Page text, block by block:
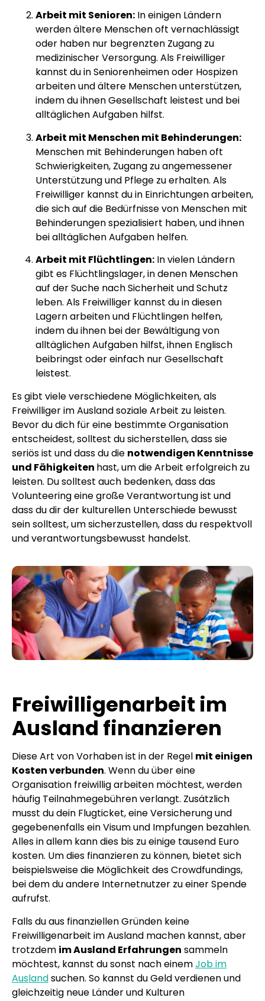
Arbeit mit Senioren: In einigen Ländern
werden ältere Menschen oft vernachlässigt
oder haben nur begrenzten Zugang zu
medizinischer Versorgung. Als Freiwilliger
kannst du in Seniorenheimen oder Hospizen
arbeiten und ältere Menschen unterstützen,
indem du ihnen Gesellschaft leistest und bei
alltäglichen Aufgaben hilfst.
Arbeit mit Menschen mit Behinderungen:
Menschen mit Behinderungen haben oft
Schwierigkeiten, Zugang zu angemessener
Unterstützung und Pflege zu erhalten. Als
Freiwilliger kannst du in Einrichtungen arbeiten,
die sich auf die Bedürfnisse von Menschen mit
Behinderungen spezialisiert haben, und ihnen
bei alltäglichen Aufgaben helfen.
Arbeit mit Flüchtlingen: In vielen Ländern
gibt es Flüchtlingslager, in denen Menschen
auf der Suche nach Sicherheit und Schutz
leben. Als Freiwilliger kannst du in diesen
Lagern arbeiten und Flüchtlingen helfen,
indem du ihnen bei der Bewältigung von
alltäglichen Aufgaben hilfst, ihnen Englisch
beibringst oder einfach nur Gesellschaft
leistest.
Es gibt viele verschiedene Möglichkeiten, als
Freiwilliger im Ausland soziale Arbeit zu leisten.
Bevor du dich für eine bestimmte Organisation
entscheidest, solltest du sicherstellen, dass sie
seriös ist und dass du die notwendigen Kenntnisse
und Fähigkeiten hast, um die Arbeit erfolgreich zu
leisten. Du solltest auch bedenken, dass das
Volunteering eine große Verantwortung ist und
dass du dir der kulturellen Unterschiede bewusst
sein solltest, um sicherzustellen, dass du respektvoll
und verantwortungsbewusst handelst.
Freiwilligenarbeit im
Ausland finanzieren
Diese Art von Vorhaben ist in der Regel mit einigen
Kosten verbunden. Wenn du über eine
Organisation freiwillig arbeiten möchtest, werden
häufig Teilnahmegebühren verlangt. Zusätzlich
musst du dein Flugticket, eine Versicherung und
gegebenenfalls ein Visum und Impfungen bezahlen.
Alles in allem kann dies bis zu einige tausend Euro
kosten. Um dies finanzieren zu können, bietet sich
beispielsweise die Möglichkeit des Crowdfundings,
bei dem du andere Internetnutzer zu einer Spende
aufrufst.
Falls du aus finanziellen Gründen keine
Freiwilligenarbeit im Ausland machen kannst, aber
trotzdem im Ausland Erfahrungen sammeln
möchtest, kannst du sonst nach einemJob im
Auslandsuchen. So kannst du Geld verdienen und
gleichzeitig neue Länder und Kulturen